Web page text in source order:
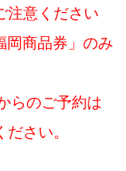
注意ください
岡商品券」のみ
らのご予約は
さい。